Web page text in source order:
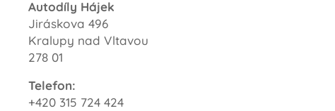
Autodíly Hájek
Jiráskova 496
Kralupy nad Vltavou
278 01
Telefon:
+420 315 724 424